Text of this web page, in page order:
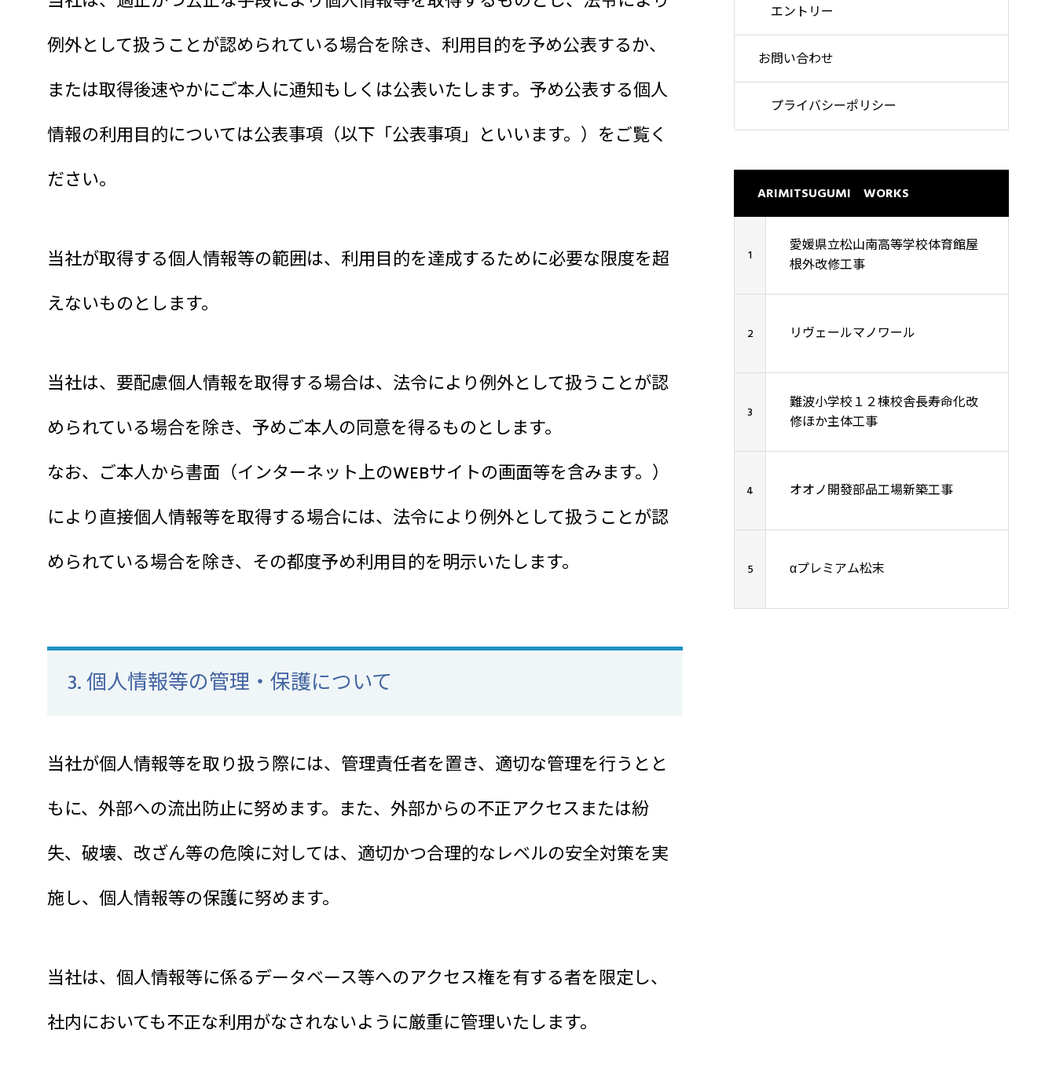
例外として扱うことが認められている場合を除き、利用目的を予め公表するか、
または取得後速やかにご本人に通知もしくは公表いたします。予め公表する個人
情報の利用目的については公表事項（以下「公表事項」といいます。）をご覧く
ださい。
当社が取得する個人情報等の範囲は、利用目的を達成するために必要な限度を超
えないものとします。
当社は、要配慮個人情報を取得する場合は、法令により例外として扱うことが認
められている場合を除き、予めご本人の同意を得るものとします。
なお、ご本人から書面（インターネット上のWEBサイトの画面等を含みます。）
により直接個人情報等を取得する場合には、法令により例外として扱うことが認
められている場合を除き、その都度予め利用目的を明示いたします。
3. 個人情報等の管理・保護について
当社が個人情報等を取り扱う際には、管理責任者を置き、適切な管理を行うとと
もに、外部への流出防止に努めます。また、外部からの不正アクセスまたは紛
失、破壊、改ざん等の危険に対しては、適切かつ合理的なレベルの安全対策を実
施し、個人情報等の保護に努めます。
当社は、個人情報等に係るデータベース等へのアクセス権を有する者を限定し、
社内においても不正な利用がなされないように厳重に管理いたします。
エントリー
お問い合わせ
プライバシーポリシー
ARIMITSUGUMI WORKS
1
愛媛県立松山南高等学校体育館屋
根外改修工事
2 リヴェールマノワール
3
難波小学校１２棟校舎長寿命化改
修ほか主体工事
4 オオノ開發部品工場新築工事
5 αプレミアム松末